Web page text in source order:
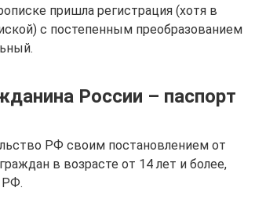
пришла регистрация (хотя в
с постепенным преобразованием
России – паспорт
РФ своим постановлением от
в возрасте от 14 лет и более,
РФ.